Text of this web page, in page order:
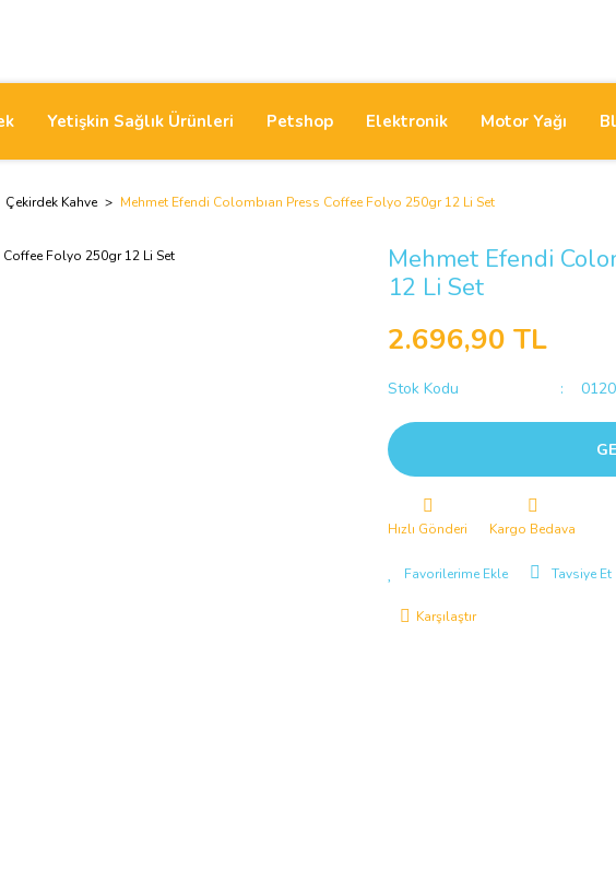
Yetişkin Sağlık Ürünleri Petshop Elektronik Motor Yağı
Çekirdek Kahve Mehmet Efendi Colombıan Press Coffee Folyo 250gr 12 Li Set
Mehmet Efendi
12 Li Set
2.696,90 TL
Stok Kodu
Hızlı Gönderi Kargo Bedava
Tavsiye Et
Karşılaştır